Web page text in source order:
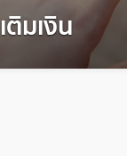
เติมเงิน